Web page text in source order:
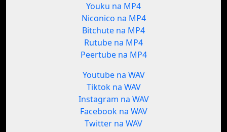
Youku na MP4
Niconico na MP4
Bitchute na MP4
Rutube na MP4
Peertube na MP4
Youtube na WAV
Tiktok na WAV
Instagram na WAV
Facebook na WAV
Twitter na WAV